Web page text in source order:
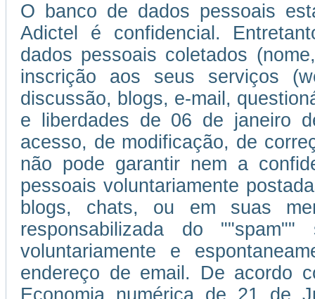
O banco de dados pessoais
Adictel é confidencial.
dados pessoais coletados
inscrição aos seus serviços
discussão, blogs, e-mail,
e liberdades de 06 de janeiro
acesso, de modificação, de
não pode garantir nem a
pessoais voluntariamente
blogs, chats, ou em suas
responsabilizada do
voluntariamente e
endereço de email. De acordo
Economia numérica de 21 de